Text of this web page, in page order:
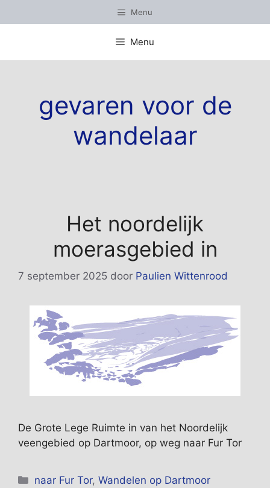
naar
Menu
Menu
gevaren voor de
wandelaar
Het noordelijk
moerasgebied in
7 september 2025 door Paulien Wittenrood
De Grote Lege Ruimte in van het Noordelijk
veengebied op Dartmoor, op weg naar Fur Tor
Categorieën
naar Fur Tor,Wandelen op Dartmoor